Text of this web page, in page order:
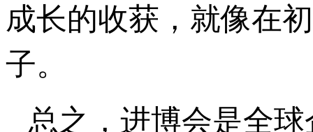
成长的收获，就像在
子。
总之，进博会是全